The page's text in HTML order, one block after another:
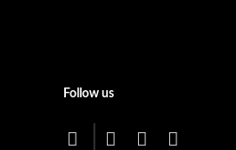
Follow us